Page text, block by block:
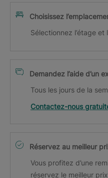
Choisissez
Sélectionnez l’étage
Demandez l’aide d’un
Tous les jours de la
Contactez-nous
Réservez au meilleur
Vous profitez d’une
réservez le meilleur